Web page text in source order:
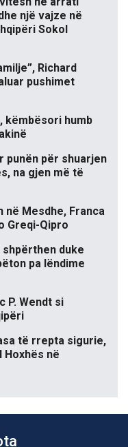
një vajze në
Sokol
Richard
pushimet
këmbësori humb
punën për shuarjen
na gjen më të
në Mesdhe, Franca
Greqi-Qipro
duke
pa lëndime
P. Wendt si
të rrepta sigurie,
në